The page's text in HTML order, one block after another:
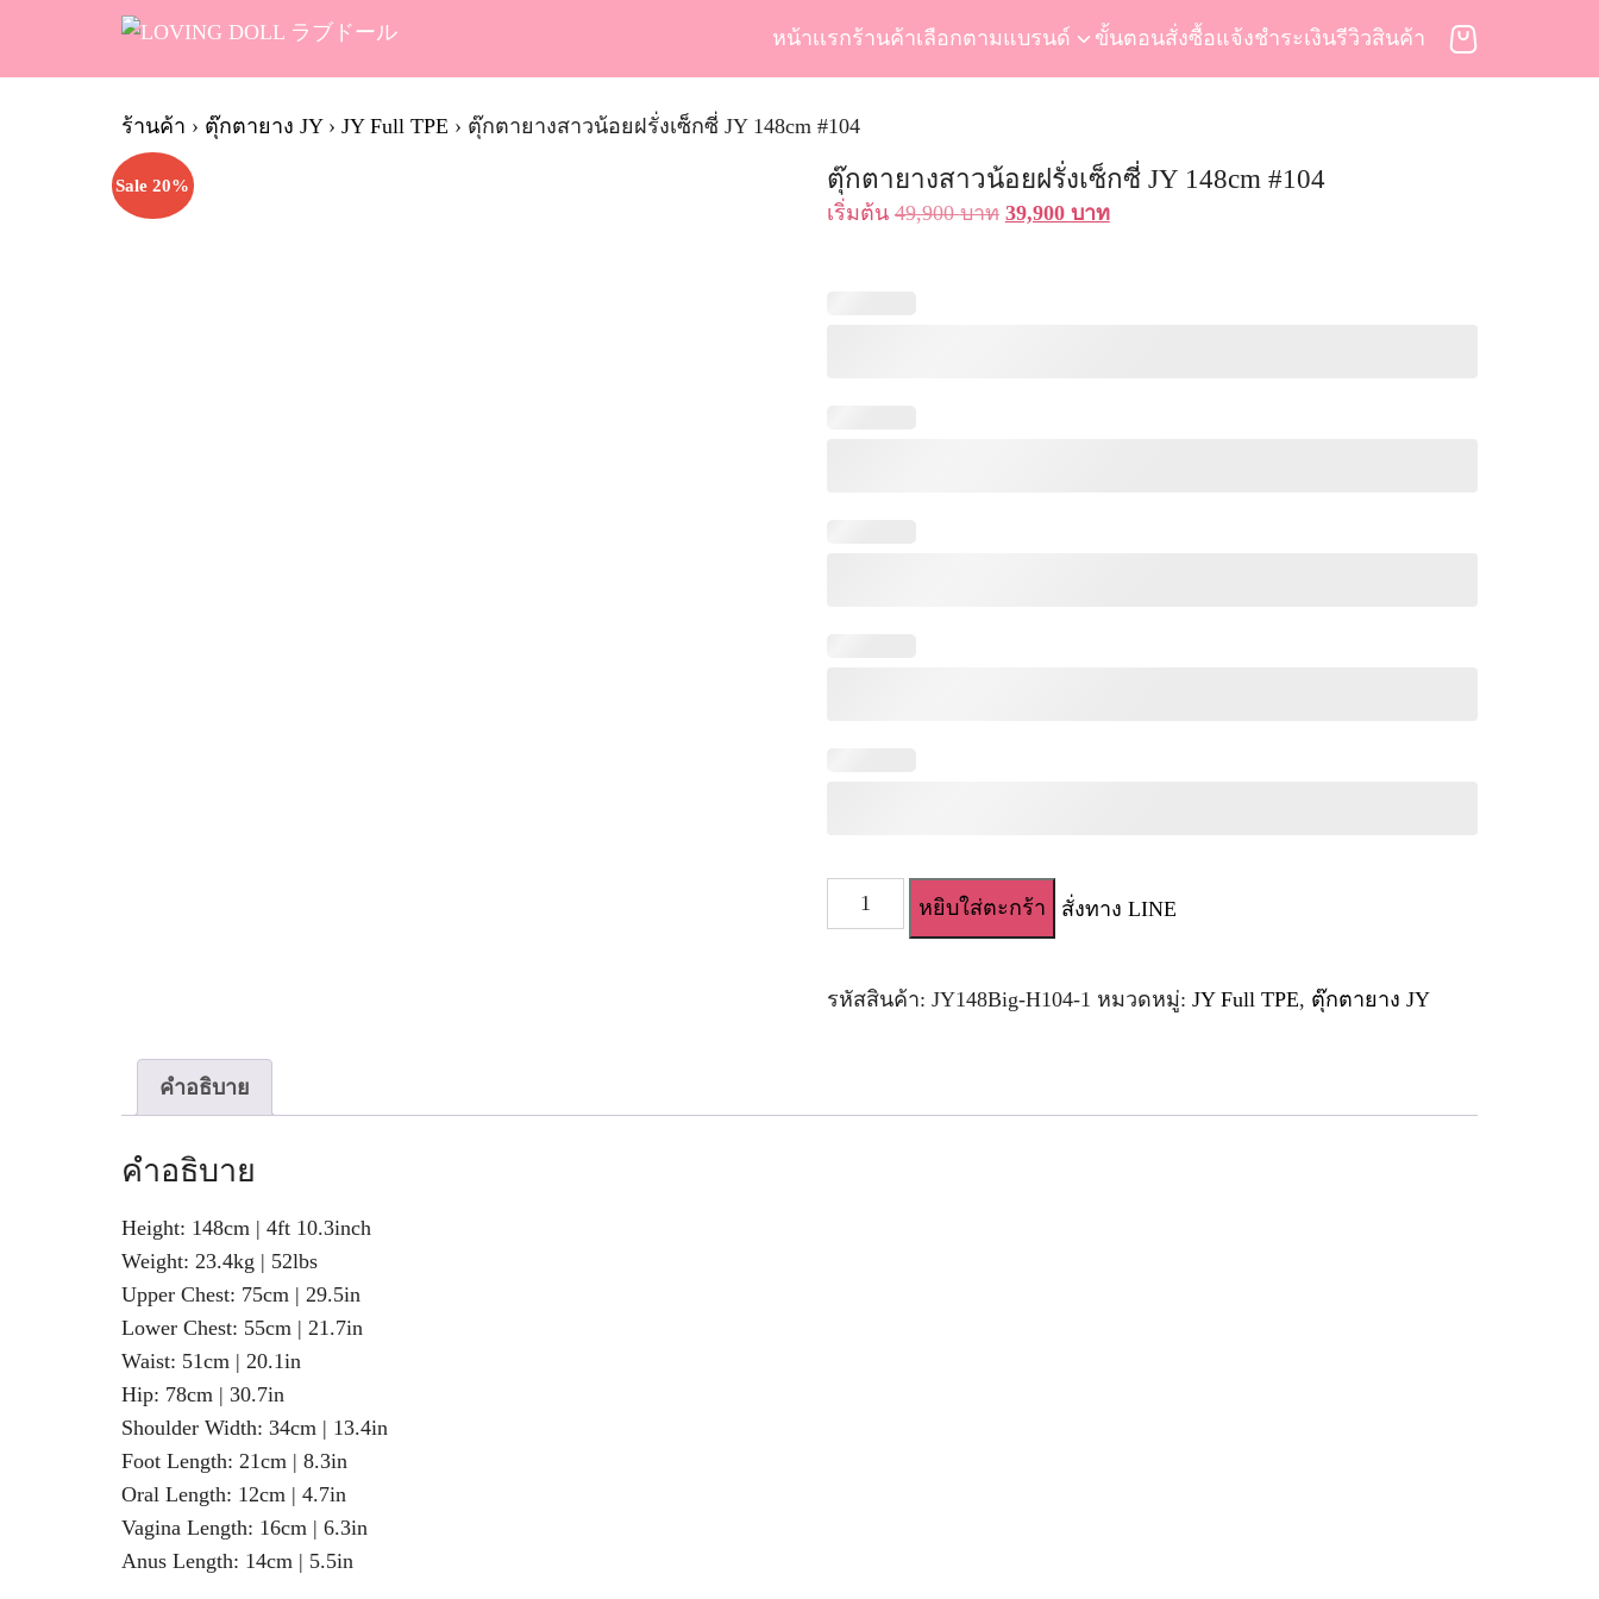
content
หน้าเเรกร้านค้าเลือกตามแบรนด์ ขั้นตอนสั่งซื้อแจ้งชำระเงินรีวิวสินค้า
for:
ร้านค้า › ตุ๊กตายาง JY› JY Full TPE › ตุ๊กตายางสาวน้อยฝรั่งเซ็กซี่ JY 148cm #104
Sale 20% ตุ๊กตายางสาวน้อยฝรั่งเซ็กซี่ JY 148cm #104
เริ่มต้น 49,900บาท Original
39,900 บาทCurrent
จำนวน
ตุ๊กตา
น้อย
148cm
หยิบใส่ตะกร้า สั่งทาง LINE
รหัสสินค้า: JY148Big-H104-1 หมวดหมู่: JY Full TPE, ตุ๊กตายาง JY
คำอธิบาย
คำอธิบาย
Height: 148cm | 4ft 10.3inch
Weight: 23.4kg | 52lbs
Upper Chest: 75cm | 29.5in
Lower Chest: 55cm | 21.7in
Waist: 51cm | 20.1in
Hip: 78cm | 30.7in
Shoulder Width: 34cm | 13.4in
Foot Length: 21cm | 8.3in
Oral Length: 12cm | 4.7in
Vagina Length: 16cm | 6.3in
Anus Length: 14cm | 5.5in